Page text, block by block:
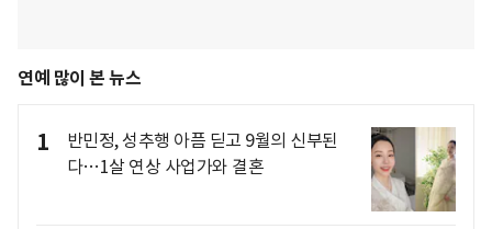
연예 많이 본 뉴스
1
반민정, 성추행 아픔 딛고 9월의 신부된
다…1살 연상 사업가와 결혼